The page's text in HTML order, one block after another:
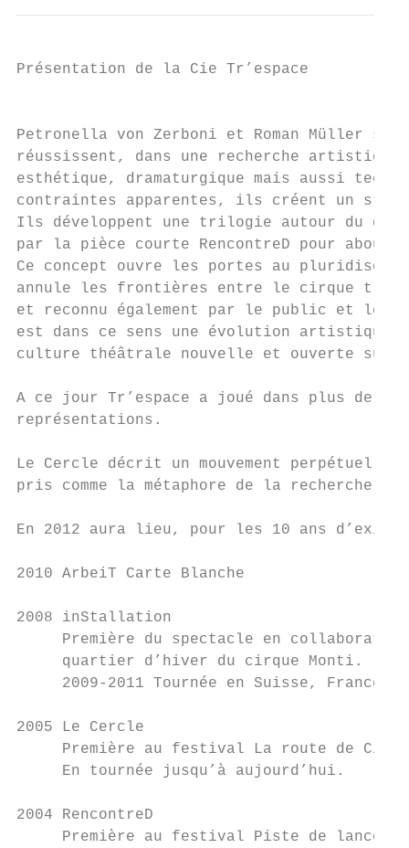
Présentation de la Cie Tr’espace
Petronella von Zerboni et Roman Müller
réussissent, dans une recherche
esthétique, dramaturgique mais aussi
contraintes apparentes, ils créent un
Ils développent une trilogie autour du
par la pièce courte RencontreD pour
Ce concept ouvre les portes au
annule les frontières entre le cirque
et reconnu également par le public et les
est dans ce sens une évolution artistique
culture théâtrale nouvelle et ouverte sur
A ce jour Tr’espace a joué dans plus de
représentations.
Le Cercle décrit un mouvement perpétuel,
pris comme la métaphore de la recherche
En 2012 aura lieu, pour les 10 ans
2010 ArbeiT Carte Blanche
2008 inStallation
Première du spectacle en
     quartier d’hiver du cirque Monti.
2009-2011 Tournée en Suisse, France,
2005 Le Cercle
Première au festival La route de
     En tournée jusqu’à aujourd’hui.
2004 RencontreD
Première au festival Piste de